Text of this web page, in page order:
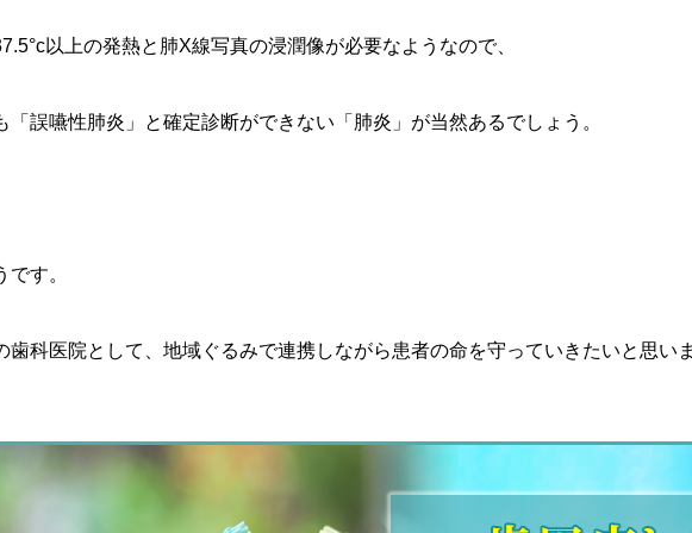
以上の発熱と肺X線写真の浸潤像が必要なようなので、
誤嚥性肺炎」と確定診断ができない「肺炎」が当然あるでしょう。
す。
歯科医院として、地域ぐるみで連携しながら患者の命を守っていきたいと思い